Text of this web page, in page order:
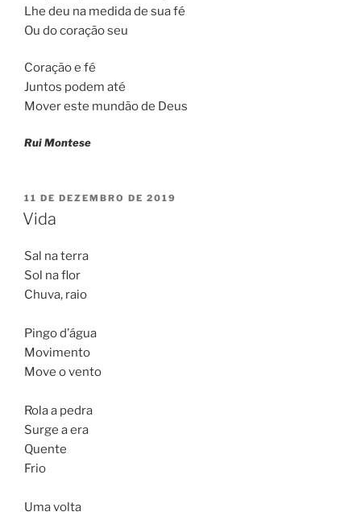
Lhe deu na medida de sua fé
Ou do coração seu
Coração e fé
Juntos podem até
Mover este mundão de Deus
Rui Montese
PUBLICADO
EM
11 DE DEZEMBRO DE 2019
Vida
Sal na terra
Sol na flor
Chuva, raio
Pingo d’água
Movimento
Move o vento
Rola a pedra
Surge a era
Quente
Frio
Uma volta